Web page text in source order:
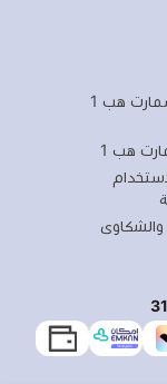
هب 1
هب 1
والشكاوى